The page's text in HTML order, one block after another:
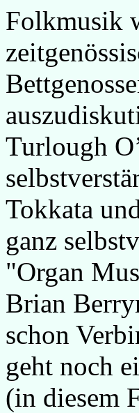
Folkmusik
Turlough
Tokkata
ganz
"Organ
Brian
schon
geht noch
(in diesem